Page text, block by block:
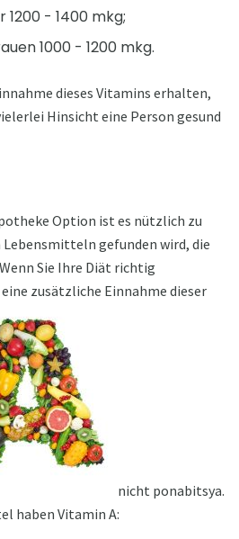
- 1400 mkg;
1000 - 1200 mkg.
dieses Vitamins erhalten,
Hinsicht eine Person gesund
Option ist es nützlich zu
Lebensmitteln gefunden wird, die
Sie Ihre Diät richtig
zusätzliche Einnahme dieser
nicht ponabitsya.
haben Vitamin A: